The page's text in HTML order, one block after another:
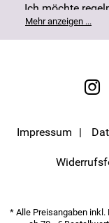
Ich möchte
erhalten. Meine E-Mail-Adresse wird nicht an andere
Unternehmen
Nutzung meiner
Mehr anzeigen ...
Impressum
* Alle Preisangaben inkl.